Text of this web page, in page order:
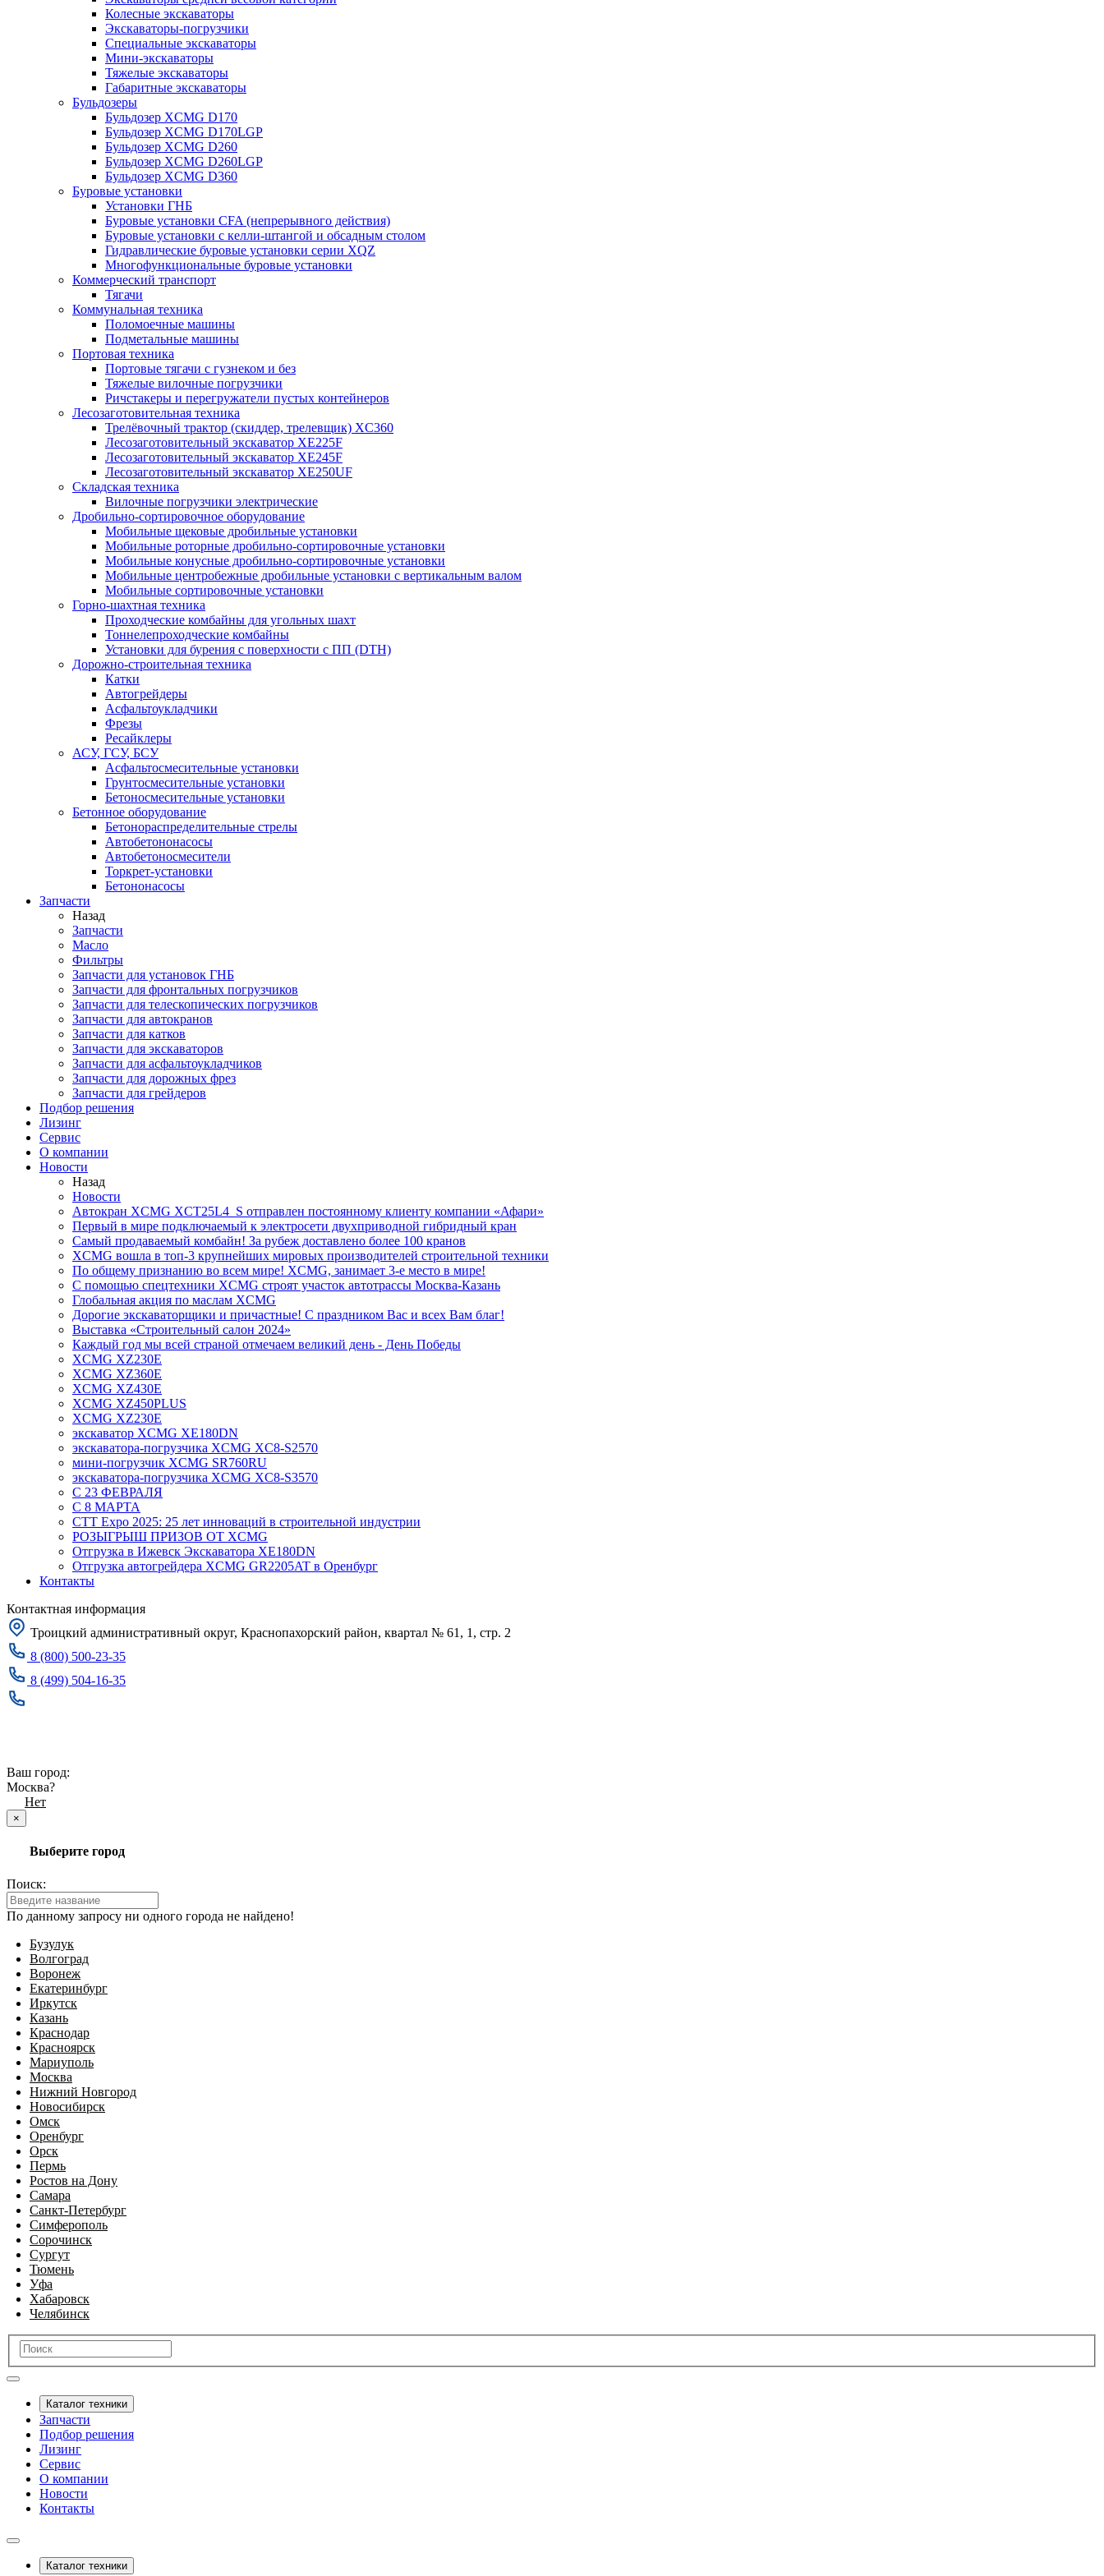
Колесные экскаваторы
Экскаваторы-погрузчики
Специальные экскаваторы
Мини-экскаваторы
Тяжелые экскаваторы
Габаритные экскаваторы
Бульдозеры
Бульдозер XCMG D170
Бульдозер XCMG D170LGP
Бульдозер XCMG D260
Бульдозер XCMG D260LGP
Бульдозер XCMG D360
Буровые установки
Установки ГНБ
Буровые установки CFA (непрерывного действия)
Буровые установки с келли-штангой и обсадным столом
Гидравлические буровые установки серии XQZ
Многофункциональные буровые установки
Коммерческий транспорт
Тягачи
Коммунальная техника
Поломоечные машины
Подметальные машины
Портовая техника
Портовые тягачи с гузнеком и без
Тяжелые вилочные погрузчики
Ричстакеры и перегружатели пустых контейнеров
Лесозаготовительная техника
Трелёвочный трактор (скиддер, трелевщик) XC360
Лесозаготовительный экскаватор XE225F
Лесозаготовительный экскаватор XE245F
Лесозаготовительный экскаватор XE250UF
Складская техника
Вилочные погрузчики электрические
Дробильно-сортировочное оборудование
Мобильные щековые дробильные установки
Мобильные роторные дробильно-сортировочные установки
Мобильные конусные дробильно-сортировочные установки
Мобильные центробежные дробильные установки с вертикальным валом
Мобильные сортировочные установки
Горно-шахтная техника
Проходческие комбайны для угольных шахт
Тоннелепроходческие комбайны
Установки для бурения с поверхности с ПП (DTH)
Дорожно-строительная техника
Катки
Автогрейдеры
Асфальтоукладчики
Фрезы
Ресайклеры
АСУ, ГСУ, БСУ
Асфальтосмесительные установки
Грунтосмесительные установки
Бетоносмесительные установки
Бетонное оборудование
Бетонораспределительные стрелы
Автобетононасосы
Автобетоносмесители
Торкрет-установки
Бетононасосы
Запчасти
Назад
Запчасти
Масло
Фильтры
Запчасти для установок ГНБ
Запчасти для фронтальных погрузчиков
Запчасти для телескопических погрузчиков
Запчасти для автокранов
Запчасти для катков
Запчасти для экскаваторов
Запчасти для асфальтоукладчиков
Запчасти для дорожных фрез
Запчасти для грейдеров
Подбор решения
Лизинг
Сервис
О компании
Новости
Назад
Новости
Автокран XCMG XCT25L4_S отправлен постоянному клиенту компании «Афари»
Первый в мире подключаемый к электросети двухприводной гибридный кран
Самый продаваемый комбайн! За рубеж доставлено более 100 кранов
XCMG вошла в топ-3 крупнейших мировых производителей строительной техники
По общему признанию во всем мире! XCMG, занимает 3-е место в мире!
С помощью спецтехники XCMG строят участок автотрассы Москва-Казань
Глобальная акция по маслам XCMG
Дорогие экскаваторщики и причастные! С праздником Вас и всех Вам благ!
Выставка «Строительный салон 2024»
Каждый год мы всей страной отмечаем великий день - День Победы
XCMG XZ230E
XCMG XZ360E
XCMG XZ430E
XCMG XZ450PLUS
XCMG XZ230E
экскаватор XCMG XE180DN
экскаватора-погрузчика XCMG XC8-S2570
мини-погрузчик XCMG SR760RU
экскаватора-погрузчика XCMG XC8-S3570
С 23 ФЕВРАЛЯ
С 8 МАРТА
CTT Expo 2025: 25 лет инноваций в строительной индустрии
РОЗЫГРЫШ ПРИЗОВ ОТ XCMG
Отгрузка в Ижевск Экскаватора XE180DN
Отгрузка автогрейдера XCMG GR2205AT в Оренбург
Контакты
Контактная информация
Троицкий административный округ, Краснопахорский район, квартал № 61, 1, стр. 2
8 (800) 500-23-35
8 (499) 504-16-35
Ваш город:
Москва?
Нет
×
Выберите город
Поиск:
По данному запросу ни одного города не найдено!
Бузулук
Волгоград
Воронеж
Екатеринбург
Иркутск
Казань
Краснодар
Красноярск
Мариуполь
Москва
Нижний Новгород
Новосибирск
Омск
Оренбург
Орск
Пермь
Ростов на Дону
Самара
Санкт-Петербург
Симферополь
Сорочинск
Сургут
Тюмень
Уфа
Хабаровск
Челябинск
Каталог техники
Запчасти
Подбор решения
Лизинг
Сервис
О компании
Новости
Контакты
Каталог техники